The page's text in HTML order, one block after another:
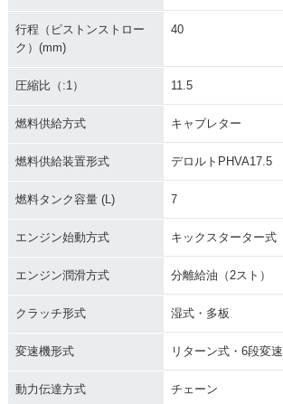
行程（ピストンストロー
ク）(mm)
40
圧縮比（:1） 11.5
燃料供給方式 キャブレター
燃料供給装置形式 デロルトPHVA17.5
燃料タンク容量 (L) 7
エンジン始動方式 キックスターター式
エンジン潤滑方式 分離給油（2スト）
クラッチ形式 湿式・多板
変速機形式 リターン式・6段変速
動力伝達方式 チェーン